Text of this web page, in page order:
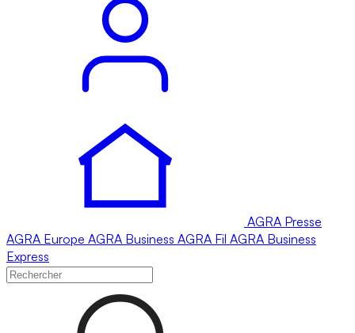
AGRA Presse
AGRA Europe AGRA Business AGRA Fil AGRA Business
Express